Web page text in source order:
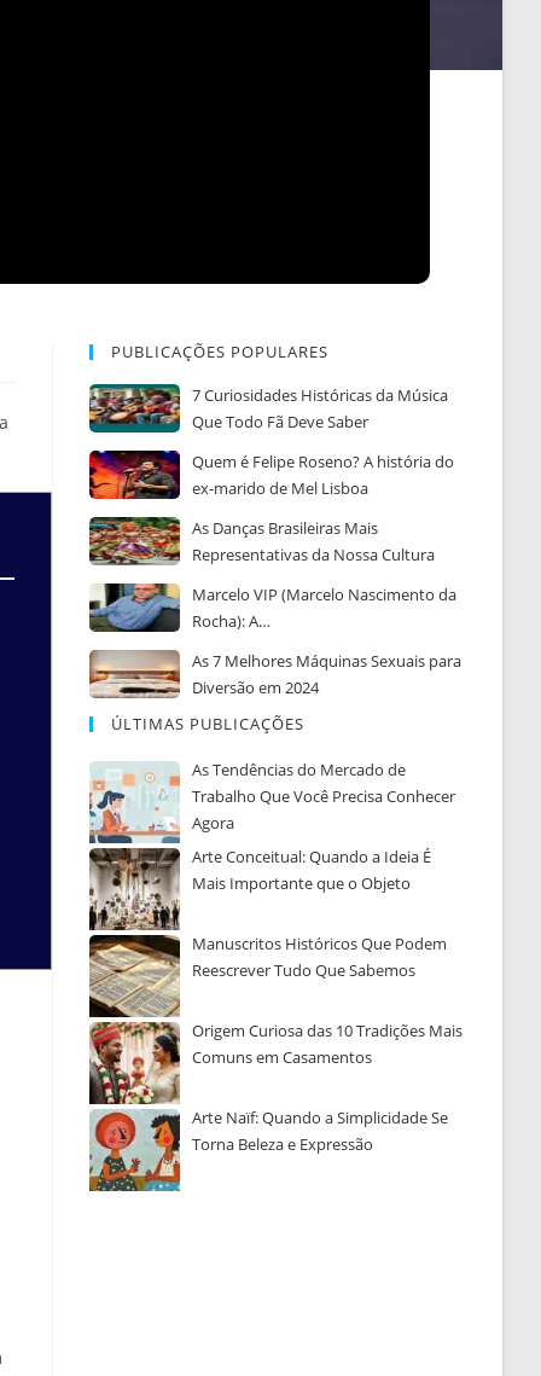
PUBLICAÇÕES POPULARES
7 Curiosidades Históricas da Música
Que Todo Fã Deve Saber
Quem é Felipe Roseno? A história do
ex-marido de Mel Lisboa
As Danças Brasileiras Mais
Representativas da Nossa Cultura
Marcelo VIP (Marcelo Nascimento da
Rocha): A…
As 7 Melhores Máquinas Sexuais para
Diversão em 2024
ÚLTIMAS PUBLICAÇÕES
As Tendências do Mercado de
Trabalho Que Você Precisa Conhecer
Agora
Arte Conceitual: Quando a Ideia É
Mais Importante que o Objeto
Manuscritos Históricos Que Podem
Reescrever Tudo Que Sabemos
Origem Curiosa das 10 Tradições Mais
Comuns em Casamentos
Arte Naïf: Quando a Simplicidade Se
Torna Beleza e Expressão